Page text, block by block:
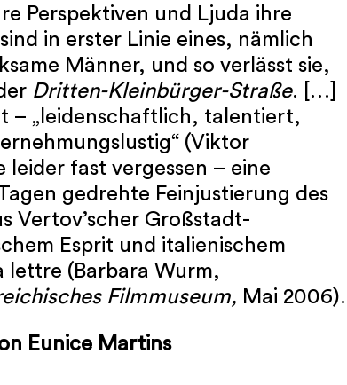
Perspektiven und Ljuda ihre
in erster Linie eines, nämlich
Männer, und so verlässt sie,
Dritten-Kleinbürger-Straße. […]
– „leidenschaftlich, talentiert,
(Viktor
leider fast vergessen – eine
gedrehte Feinjustierung des
Vertov’scher Großstadt-
Esprit und italienischem
lettre (Barbara Wurm,
Filmmuseum, Mai 2006).
Eunice Martins